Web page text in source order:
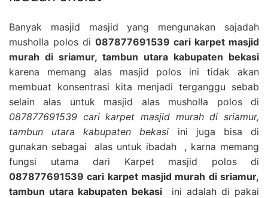
Banyak masjid masjid yang mengunakan sajadah
musholla polos di 087877691539 cari karpet masjid
murah di sriamur, tambun utara kabupaten bekasi
karena memang alas masjid polos ini tidak akan
membuat konsentrasi kita menjadi terganggu sebab
selain alas untuk masjid alas musholla polos di
087877691539 cari karpet masjid murah di sriamur,
tambun utara kabupaten bekasi ini juga bisa di
gunakan sebagai alas untuk ibadah , karna memang
fungsi utama dari Karpet masjid polos di
087877691539 cari karpet masjid murah di sriamur,
tambun utara kabupaten bekasi ini adalah di pakai